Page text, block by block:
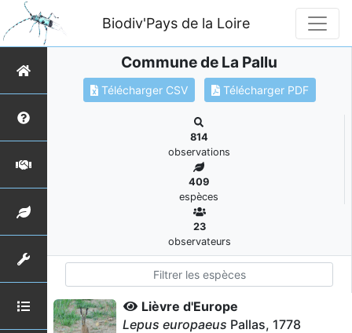
Biodiv'Pays de la Loire
Commune de La Pallu
Télécharger CSV Télécharger PDF
814
observations
409
espèces
23
observateurs
Lièvre d'Europe
Lepus europaeus Pallas, 1778